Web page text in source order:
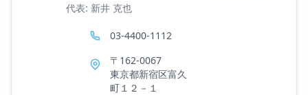
代表: 新井 克也
03-4400-1112
〒162-0067
東京都新宿区富久
町１２－１